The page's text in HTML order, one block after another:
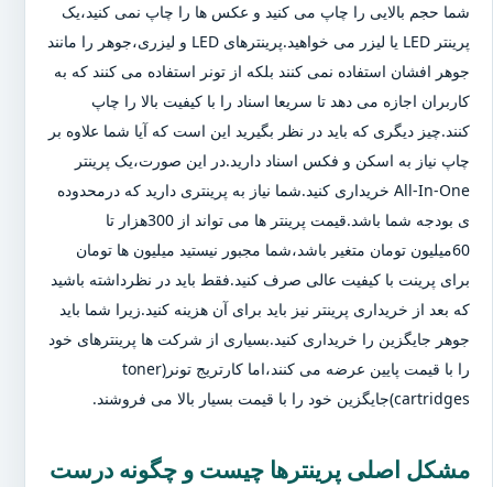
شما حجم بالایی را چاپ می کنید و عکس ها را چاپ نمی کنید،یک
پرینتر LED یا لیزر می خواهید.پرینترهای LED و لیزری،جوهر را مانند
جوهر افشان استفاده نمی کنند بلکه از تونر استفاده می کنند که به
کاربران اجازه می دهد تا سریعا اسناد را با کیفیت بالا را چاپ
کنند.چیز دیگری که باید در نظر بگیرید این است که آیا شما علاوه بر
چاپ نیاز به اسکن و فکس اسناد دارید.در این صورت،یک پرینتر
All-In-One خریداری کنید.شما نیاز به پرینتری دارید که درمحدوده
ی بودجه شما باشد.قیمت پرینتر ها می تواند از 300هزار تا
60میلیون تومان متغیر باشد،شما مجبور نیستید میلیون ها تومان
برای پرینت با کیفیت عالی صرف کنید.فقط باید در نظرداشته باشید
که بعد از خریداری پرینتر نیز باید برای آن هزینه کنید.زیرا شما باید
جوهر جایگزین را خریداری کنید.بسیاری از شرکت ها پرینترهای خود
را با قیمت پایین عرضه می کنند،اما کارتریج تونر(toner
cartridges)جایگزین خود را با قیمت بسیار بالا می فروشند.
مشکل اصلی پرینترها چیست و چگونه درست